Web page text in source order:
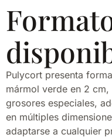
Pulycort presenta
mármol verde en 2
grosores especiales,
en múltiples
adaptarse a cualquier